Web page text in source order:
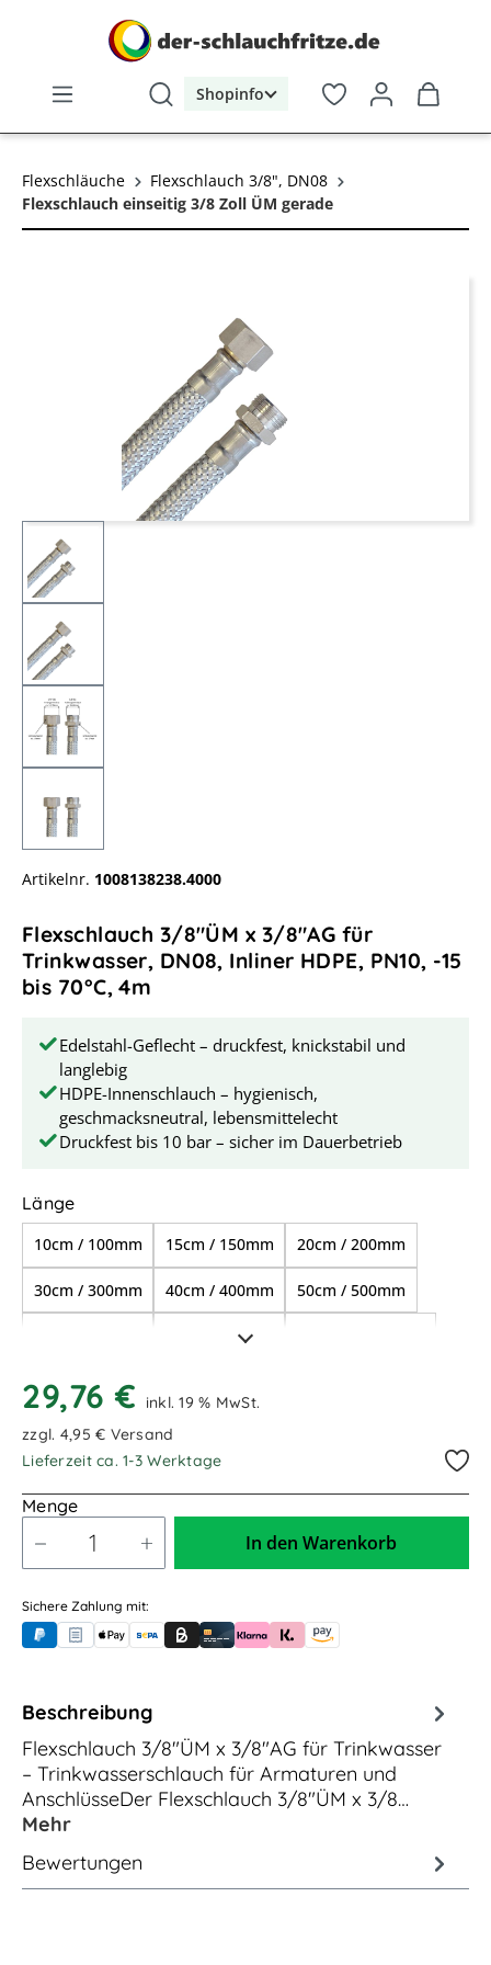
Shopinfo
Flexschläuche
Flexschlauch 3/8", DN08
Flexschlauch einseitig 3/8 Zoll ÜM gerade
Artikelnr. 1008138238.4000
Flexschlauch 3/8"ÜM x 3/8"AG für
Trinkwasser, DN08, Inliner HDPE, PN10, -15
bis 70°C, 4m
Edelstahl-Geflecht – druckfest, knickstabil und
langlebig
HDPE-Innenschlauch – hygienisch,
geschmacksneutral, lebensmittelecht
Druckfest bis 10 bar – sicher im Dauerbetrieb
Längeauswählen
10cm / 100mm 15cm / 150mm 20cm / 200mm
30cm / 300mm 40cm / 400mm 50cm / 500mm
80cm / 800mm
1,50m / 1.500mm
2,50m / 2.500mm
3,50m / 3.500mm 4,00m / 4.000mm
5,00m / 5.000mm
29,76 €
inkl. 19 % MwSt.
zzgl. 4,95 € Versand
Lieferzeit ca. 1-3 Werktage
Menge
In den Warenkorb
Sichere Zahlung mit:
PayPalRechnungskauf (für Behörden)
Apple PayBanküberweisung (vorab)
Rechnungskauf (Billie)
Kreditkarte
Rechnung oder Ratenkauf (Klarna)
Sofortüberweisung (Klarna)
Amazon Pay
Beschreibung
Flexschlauch 3/8"ÜM x 3/8"AG für Trinkwasser
– Trinkwasserschlauch für Armaturen und
AnschlüsseDer Flexschlauch 3/8"ÜM x 3/8…
Mehr
Bewertungen